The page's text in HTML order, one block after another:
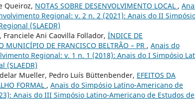
Queiroz, NOTAS SOBRE DESENVOLVIMENTO LOCAL ,
Regional: v. 2 n. 2 (2021): Anais do II
(SLAEDR)
Ani Caovilla Follador, ÍNDICE DE
MUNICÍPIO DE FRANCISCO BELTRÃO – PR , Anais do
Regional: v. 1 n. 1 (2018): Anais do I Simpósio
(SLAEDR)
Mueller, Pedro Luís Büttenbender, EFEITOS DA
FORMAL , Anais do Simpósio Latino-Americano de
Anais do III Simpósio Latino-Americano de Estudos de